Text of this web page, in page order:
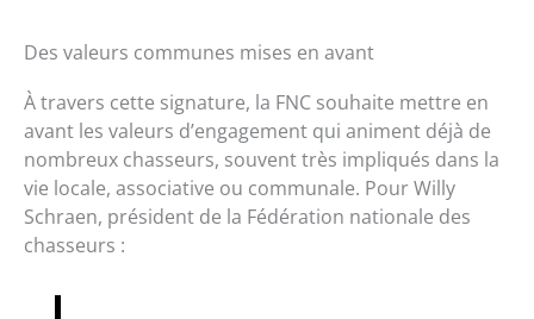
Des valeurs communes mises en avant
À travers cette signature, la FNC souhaite mettre en
avant les valeurs d’engagement qui animent déjà de
nombreux chasseurs, souvent très impliqués dans la
vie locale, associative ou communale. Pour Willy
Schraen, président de la Fédération nationale des
chasseurs :